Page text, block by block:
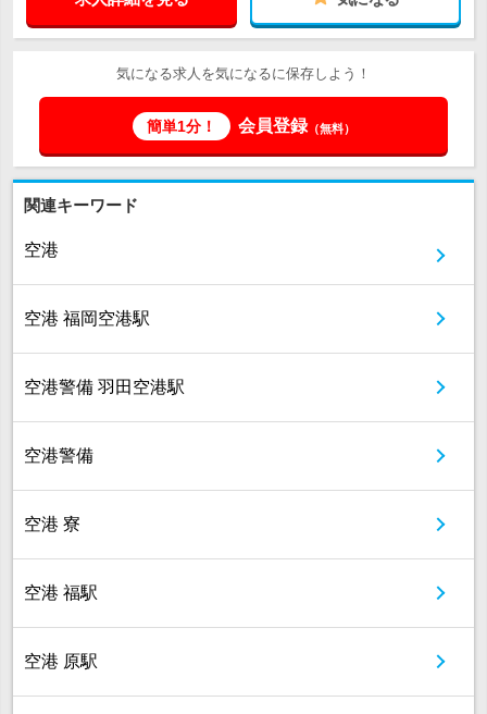
気になる求人を気になるに保存しよう！
簡単1分！ 会員登録（無料）
関連キーワード
空港
空港 福岡空港駅
空港警備 羽田空港駅
空港警備
空港 寮
空港 福駅
空港 原駅